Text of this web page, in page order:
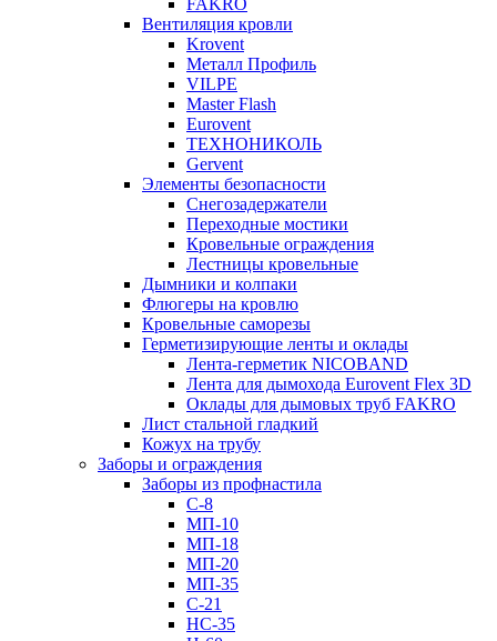
FAKRO
Вентиляция кровли
Krovent
Металл Профиль
VILPE
Master Flash
Eurovent
ТЕХНОНИКОЛЬ
Gervent
Элементы безопасности
Снегозадержатели
Переходные мостики
Кровельные ограждения
Лестницы кровельные
Дымники и колпаки
Флюгеры на кровлю
Кровельные саморезы
Герметизирующие ленты и оклады
Лента-герметик NICOBAND
Лента для дымохода Eurovent Flex 3D
Оклады для дымовых труб FAKRO
Лист стальной гладкий
Кожух на трубу
Заборы и ограждения
Заборы из профнастила
С-8
МП-10
МП-18
МП-20
МП-35
С-21
НС-35